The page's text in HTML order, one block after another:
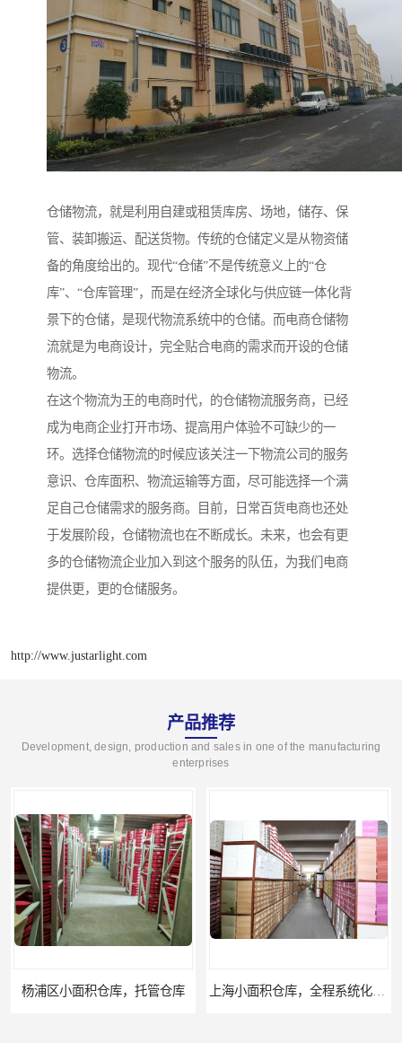
仓储物流，就是利用自建或租赁库房、场地，储存、保
管、装卸搬运、配送货物。传统的仓储定义是从物资储
备的角度给出的。现代“仓储”不是传统意义上的“仓
库”、“仓库管理”，而是在经济全球化与供应链一体化背
景下的仓储，是现代物流系统中的仓储。而电商仓储物
流就是为电商设计，完全贴合电商的需求而开设的仓储
物流。
在这个物流为王的电商时代，的仓储物流服务商，已经
成为电商企业打开市场、提高用户体验不可缺少的一
环。选择仓储物流的时候应该关注一下物流公司的服务
意识、仓库面积、物流运输等方面，尽可能选择一个满
足自己仓储需求的服务商。目前，日常百货电商也还处
于发展阶段，仓储物流也在不断成长。未来，也会有更
多的仓储物流企业加入到这个服务的队伍，为我们电商
提供更，更的仓储服务。
http://www.justarlight.com
产品推荐
Development, design, production and sales in one of the manufacturing
enterprises
积仓库，托管仓库 上海小面积仓库，全程系统化管理